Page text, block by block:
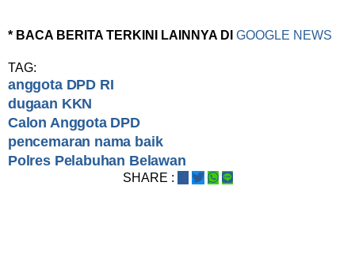
* BACA BERITA TERKINI LAINNYA DI GOOGLE NEWS
TAG:
anggota DPD RI
dugaan KKN
Calon Anggota DPD
pencemaran nama baik
Polres Pelabuhan Belawan
SHARE :